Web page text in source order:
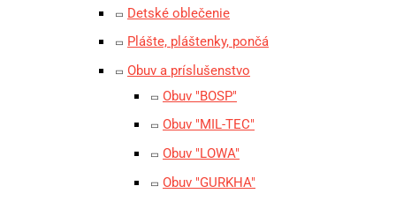
Detské oblečenie
Plášte, pláštenky, pončá
Obuv a príslušenstvo
Obuv "BOSP"
Obuv "MIL-TEC"
Obuv "LOWA"
Obuv "GURKHA"